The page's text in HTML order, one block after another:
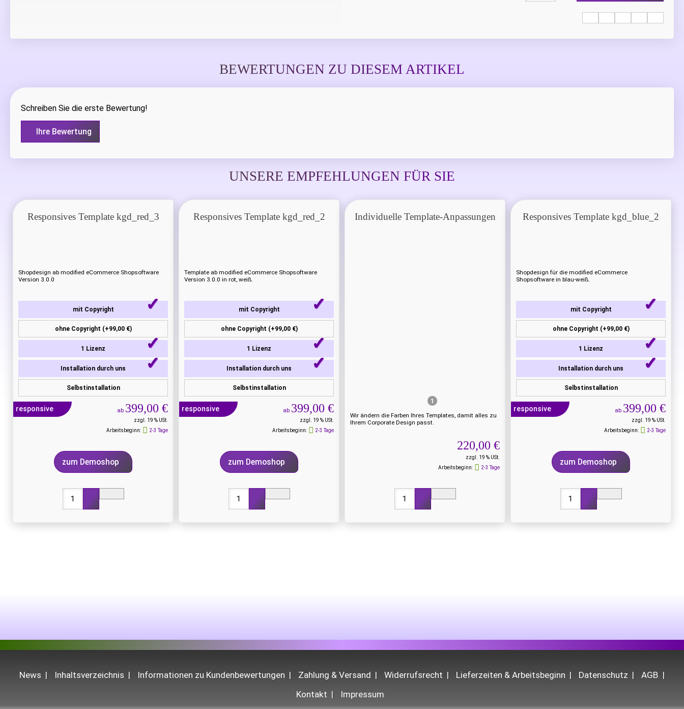
BEWERTUNGEN ZU DIESEM ARTIKEL
Schreiben Sie die erste Bewertung!
Ihre Bewertung
UNSERE EMPFEHLUNGEN FÜR SIE
Responsives Template kgd_red_3
Shopdesign ab modified eCommerce Shopsoftware
Version 3.0.0
mit Copyright
ohne Copyright (+99,00 €)
1 Lizenz
Installation durch uns
Selbstinstallation
responsive ab 399,00 €
zzgl. 19 % USt.
Arbeitsbeginn:
2-3 Tage
zum Demoshop
Responsives Template kgd_red_2
Template ab modified eCommerce Shopsoftware
Version 3.0.0 in rot, weiß.
mit Copyright
ohne Copyright (+99,00 €)
1 Lizenz
Installation durch uns
Selbstinstallation
responsive ab 399,00 €
zzgl. 19 % USt.
Arbeitsbeginn:
2-3 Tage
zum Demoshop
Individuelle Template-Anpassungen
1
Wir ändern die Farben Ihres Templates, damit alles zu
Ihrem Corporate Design passt.
220,00 €
zzgl. 19 % USt.
Arbeitsbeginn:
2-3 Tage
Responsives Template kgd_blue_2
Shopdesign für die modified eCommerce
Shopsoftware in blau-weiß.
mit Copyright
ohne Copyright (+99,00 €)
1 Lizenz
Installation durch uns
Selbstinstallation
responsive ab 399,00 €
zzgl. 19 % USt.
Arbeitsbeginn:
2-3 Tage
zum Demoshop
News Inhaltsverzeichnis Informationen zu Kundenbewertungen Zahlung & Versand Widerrufsrecht Lieferzeiten & Arbeitsbeginn Datenschutz
AGB
Kontakt
Impressum